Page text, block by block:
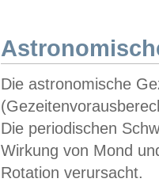
Die astronomische
Die periodischen
Wirkung von Mond
Rotation verursacht.